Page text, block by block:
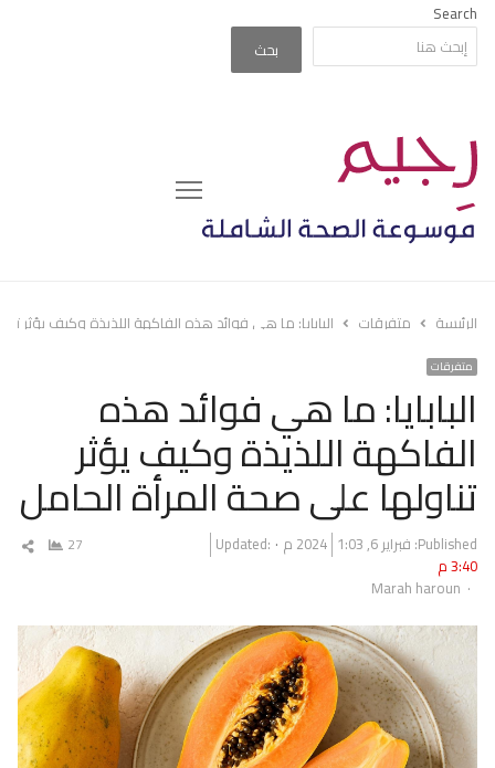
Search
بحث
Menu
الرئيسة متفرقات البابايا: ما هي فوائد هذه الفاكهة اللذيذة وكيف يؤثر
متفرقات
البابايا: ما هي فوائد هذه
الفاكهة اللذيذة وكيف يؤثر
تناولها على صحة المرأة الحامل
Published: فبراير 6, 2024 1:03 م
Updated:
3:40 م
Author
Marah haroun
27